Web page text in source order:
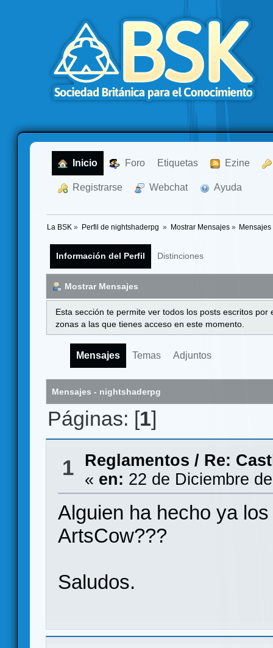
Inicio Foro Etiquetas Ezine
Registrarse Webchat Ayuda
La BSK » Perfil de nightshaderpg » Mostrar Mensajes» Mensajes
Información del Perfil Distinciones
Mostrar Mensajes
Esta sección te permite ver todos los posts escritos
zonas a las que tienes acceso en este momento.
Mensajes Temas Adjuntos
Mensajes - nightshaderpg
Páginas: [1]
1 Reglamentos / Re:
« en: 22 de Diciembre
Alguien ha hecho ya
ArtsCow???
Saludos.